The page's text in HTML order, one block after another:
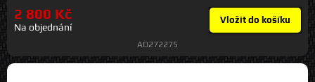
2 800 Kč
Na objednání
Vložit do košíku
AD272275